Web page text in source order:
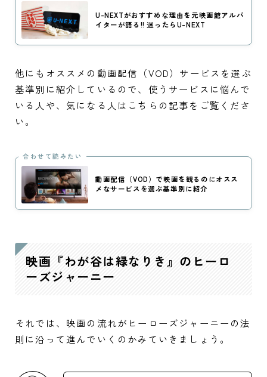
U-NEXTがおすすめな理由を元映画館アルバ
イターが語る!! 迷ったらU-NEXT
他にもオススメの動画配信（VOD）サービスを選ぶ
基準別に紹介しているので、使うサービスに悩んで
いる人や、気になる人はこちらの記事をご覧くださ
い。
合わせて読みたい
動画配信（VOD）で映画を観るのにオスス
メなサービスを選ぶ基準別に紹介
映画『わが谷は緑なりき』のヒーロ
ーズジャーニー
それでは、映画の流れがヒーローズジャーニーの法
則に沿って進んでいくのかみていきましょう。